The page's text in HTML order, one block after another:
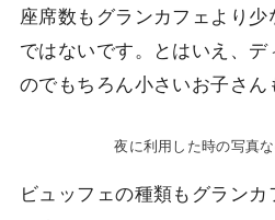
座席数もグランカフェより少
ではないです。とはいえ、
のでもちろん小さいお子さん
夜に利用した時の写真
ビュッフェの種類もグラン